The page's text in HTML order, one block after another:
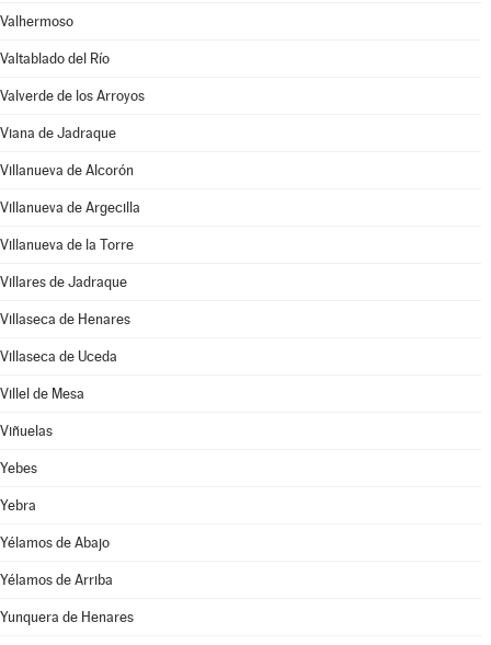
Valhermoso
Valtablado del Río
Valverde de los Arroyos
Viana de Jadraque
Villanueva de Alcorón
Villanueva de Argecilla
Villanueva de la Torre
Villares de Jadraque
Villaseca de Henares
Villaseca de Uceda
Villel de Mesa
Viñuelas
Yebes
Yebra
Yélamos de Abajo
Yélamos de Arriba
Yunquera de Henares